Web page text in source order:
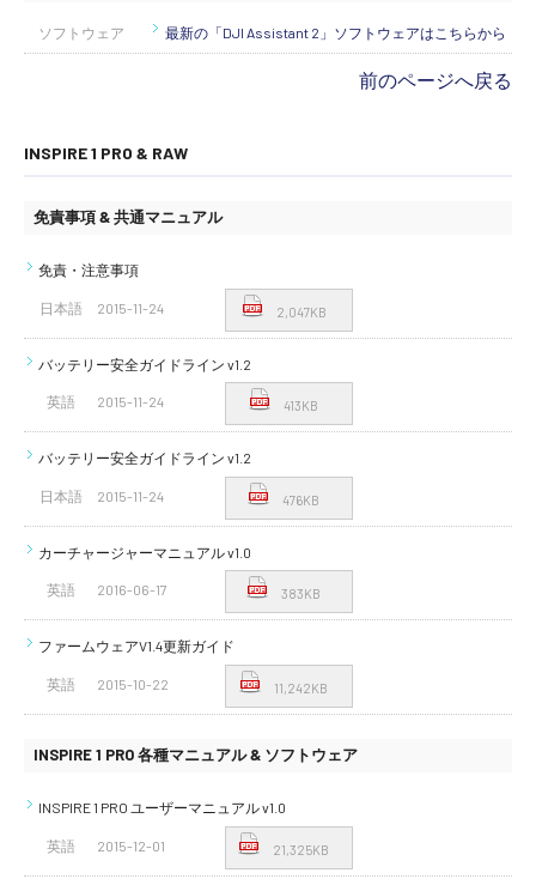
ソフトウェア 最新の「DJI Assistant 2」ソフトウェアはこちらから
前のページへ戻る
INSPIRE 1 PRO & RAW
免責事項 & 共通マニュアル
免責・注意事項
日本語 2015-11-24 2,047KB
バッテリー安全ガイドライン v1.2
英語 2015-11-24 413KB
バッテリー安全ガイドライン v1.2
日本語 2015-11-24 476KB
カーチャージャーマニュアル v1.0
英語 2016-06-17 383KB
ファームウェアV1.4更新ガイド
英語 2015-10-22 11,242KB
INSPIRE 1 PRO 各種マニュアル & ソフトウェア
INSPIRE 1 PRO ユーザーマニュアル v1.0
英語 2015-12-01 21,325KB